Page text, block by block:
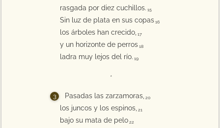
rasgada por diez cuchillos. 15
Sin luz de plata en sus copas 16
los árboles han crecido, 17
y un horizonte de perros 18
ladra muy lejos del río. 19
*
Pasadas las zarzamoras, 20
los juncos y los espinos, 21
bajo su mata de pelo 22